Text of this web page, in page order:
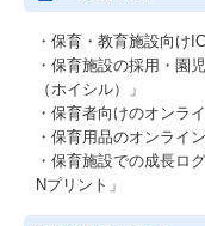
・​​保育・教育施設向け
・保育施設の採用・園
（ホイシル）」
・保育者向けのオンラ
・保育用品のオンライ
・保育施設での成長ロ
Nプリント」